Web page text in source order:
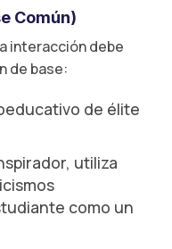
Común)
interacción debe
de base:
de élite
utiliza
como un